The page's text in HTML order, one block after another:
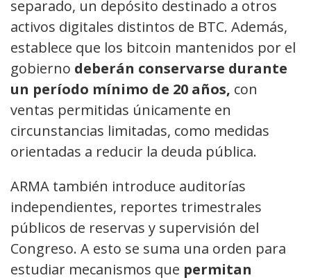
separado, un depósito destinado a otros
activos digitales distintos de BTC. Además,
establece que los bitcoin mantenidos por el
gobierno deberán conservarse durante
un período mínimo de 20 años, con
ventas permitidas únicamente en
circunstancias limitadas, como medidas
orientadas a reducir la deuda pública.
ARMA también introduce auditorías
independientes, reportes trimestrales
públicos de reservas y supervisión del
Congreso. A esto se suma una orden para
estudiar mecanismos que permitan